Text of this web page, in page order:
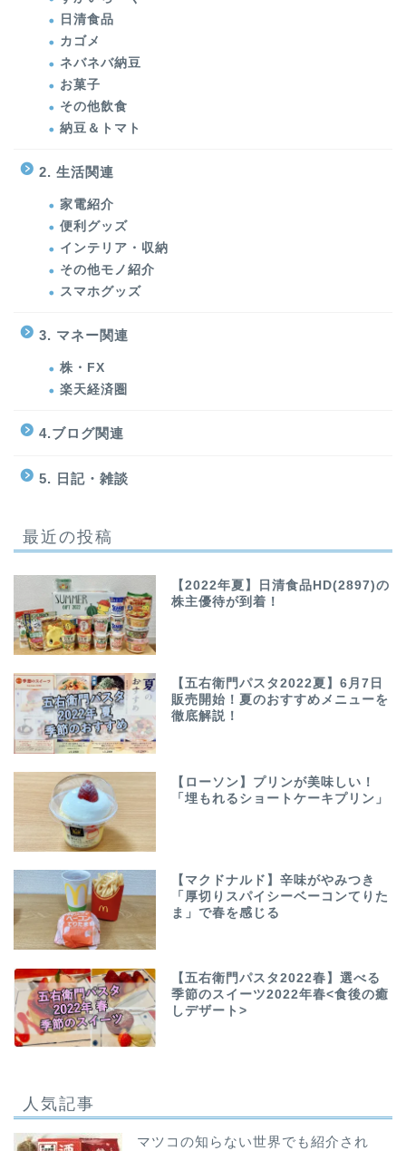
日清食品
カゴメ
ネバネバ納豆
お菓子
その他飲食
納豆＆トマト
2. 生活関連
家電紹介
便利グッズ
インテリア・収納
その他モノ紹介
スマホグッズ
3. マネー関連
株・FX
楽天経済圏
4.ブログ関連
5. 日記・雑談
最近の投稿
【2022年夏】日清食品HD(2897)の
株主優待が到着！
【五右衛門パスタ2022夏】6月7日
販売開始！夏のおすすめメニューを
徹底解説！
【ローソン】プリンが美味しい！
「埋もれるショートケーキプリン」
【マクドナルド】辛味がやみつき
「厚切りスパイシーベーコンてりた
ま」で春を感じる
【五右衛門パスタ2022春】選べる
季節のスイーツ2022年春<食後の癒
しデザート>
人気記事
マツコの知らない世界でも紹介され